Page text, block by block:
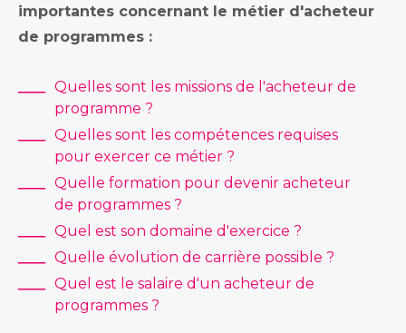
importantes concernant le métier d'acheteur
de programmes :
Quelles sont les missions de l'acheteur de
programme ?
Quelles sont les compétences requises
pour exercer ce métier ?
Quelle formation pour devenir acheteur
de programmes ?
Quel est son domaine d'exercice ?
Quelle évolution de carrière possible ?
Quel est le salaire d'un acheteur de
programmes ?